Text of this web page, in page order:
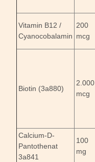
Vitamin B12 /
Cyanocobalamin
200
mcg
Biotin (3a880)
2.000
mcg
Calcium-D-
Pantothenat
3a841
100
mg